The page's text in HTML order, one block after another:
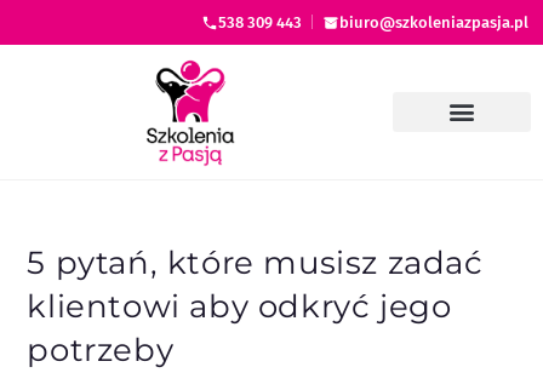
538 309 443 biuro@szkoleniazpasja.pl
5 pytań, które musisz zadać
klientowi aby odkryć jego
potrzeby